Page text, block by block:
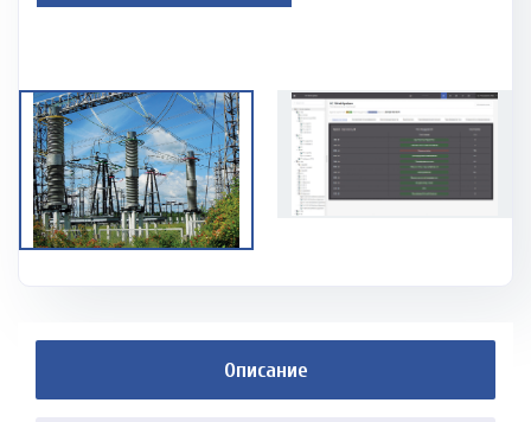
Описание